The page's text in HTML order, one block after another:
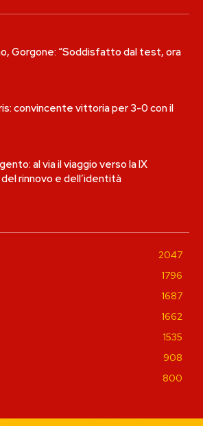
Gorgone: “Soddisfatto dal test, ora
convincente vittoria per 3-0 con il
al via il viaggio verso la IX
rinnovo e dell’identità
2047
1796
1687
1662
1535
908
800